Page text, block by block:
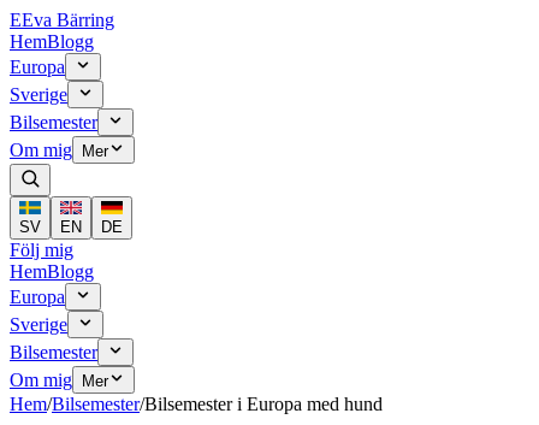
EEva Bärring
HemBlogg
Europa
Sverige
Bilsemester
Om mig
Mer
SV EN DE
Följ mig
HemBlogg
Europa
Sverige
Bilsemester
Om mig
Mer
Hem/Bilsemester/Bilsemester i Europa med hund